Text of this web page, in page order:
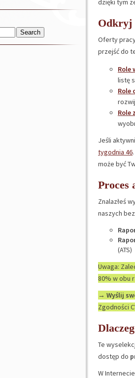
dzięki tym
Odkryj
Oferty
przejść do
Role
listę
Role
Role
Jeśli
tygodnia 46
może być
Proces
Znalazłeś
naszych
(ATS)
Uwaga:
80% w obu
→ Wyślij
Zgodności
Te
dostęp do
W